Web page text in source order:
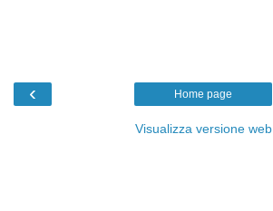
‹ Home page
Visualizza versione web